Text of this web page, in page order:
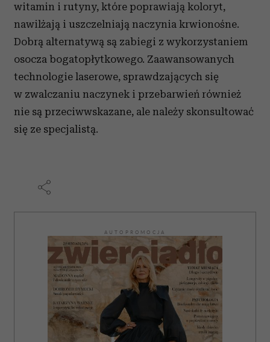
witamin i rutyny, które poprawiają koloryt,
nawilżają i uszczelniają naczynia krwionośne.
Dobrą alternatywą są zabiegi z wykorzystaniem
osocza bogatopłytkowego. Zaawansowanych
technologie laserowe, sprawdzających się
w zwalczaniu naczynek i przebarwień również
nie są przeciwwskazane, ale należy skonsultować
się ze specjalistą.
AUTOPROMOCJA